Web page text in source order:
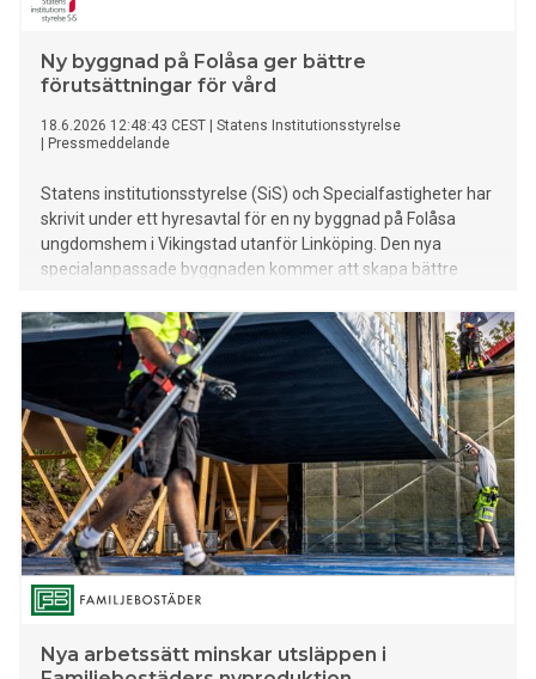
Ny byggnad på Folåsa ger bättre
förutsättningar för vård
18.6.2026 12:48:43 CEST
Statens Institutionsstyrelse
Pressmeddelande
Statens institutionsstyrelse (SiS) och Specialfastigheter har
skrivit under ett hyresavtal för en ny byggnad på Folåsa
ungdomshem i Vikingstad utanför Linköping. Den nya
specialanpassade byggnaden kommer att skapa bättre
ungdomar som är placerade där.
Nya arbetssätt minskar utsläppen i